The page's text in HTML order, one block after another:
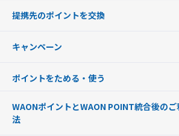
インターネット上でのお買い物について（ネット
店舗検索
イオン銀行ATM設置場所
提携先のポイントを交換
キャンペーン
ポイントをためる・使う
ポイントの有効期限について
WAONポイントとWAON POINT統合後の
法